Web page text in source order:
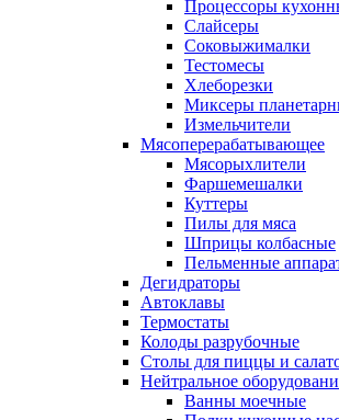
Процессоры
Слайсеры
Соковыжималки
Тестомесы
Хлеборезки
Миксеры
Измельчители
Мясоперерабатывающее
Мясорыхлители
Фаршемешалки
Куттеры
Пилы для мяса
Шприцы колбасные
Пельменные
Дегидраторы
Автоклавы
Термостаты
Колоды разрубочные
Столы для пиццы и
Нейтральное
Ванны моечные